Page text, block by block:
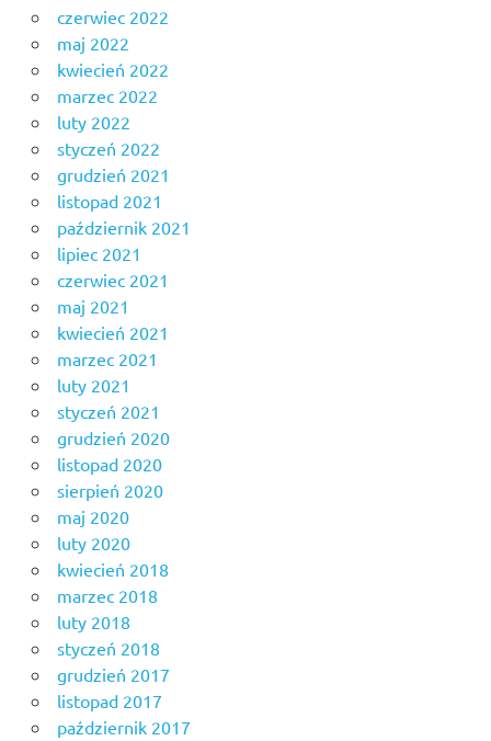
czerwiec 2022
maj 2022
kwiecień 2022
marzec 2022
luty 2022
styczeń 2022
grudzień 2021
listopad 2021
październik 2021
lipiec 2021
czerwiec 2021
maj 2021
kwiecień 2021
marzec 2021
luty 2021
styczeń 2021
grudzień 2020
listopad 2020
sierpień 2020
maj 2020
luty 2020
kwiecień 2018
marzec 2018
luty 2018
styczeń 2018
grudzień 2017
listopad 2017
październik 2017